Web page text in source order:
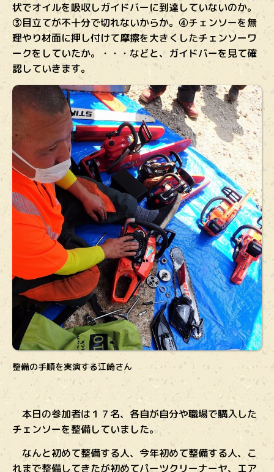
状でオイルを吸収しガイドバーに到達していないのか。
③目立てが不十分で切れないからか。④チェンソーを無
理やり材面に押し付けて摩擦を大きくしたチェンソーワ
ークをしていたか。・・・などと、ガイドバーを見て確
認していきます。
整備の手順を実演する江崎さん
本日の参加者は１７名、各自が自分や職場で購入した
チェンソーを整備していました。
なんと初めて整備する人、今年初めて整備する人、こ
れまで整備してきたが初めてパーツクリーナーヤ、エア